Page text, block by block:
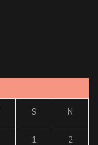
S N
1 2